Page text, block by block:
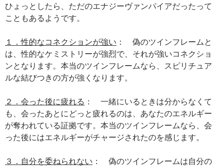
ひょっとしたら、ただのエナジーヴァンパイアだったって
こともあるようです。
１．性的なコネクションが強い ： 偽のツインフレームと
は、性的なケミストリーが強烈で、それが強いコネクショ
ンとなります。本当のツインフレームなら、スピリチュア
ルな結びつきの方が強くなります。
２．会った後に疲れる ： 一緒にいるときは分からなくて
も、会ったあとにどっと疲れるのは、あなたのエネルギー
が奪われている証拠です。本当のツインフレームなら、会
った後にはエネルギーがチャージされたのを感じます。
３．自分を委ねられない ： 偽のツインフレームは自分の